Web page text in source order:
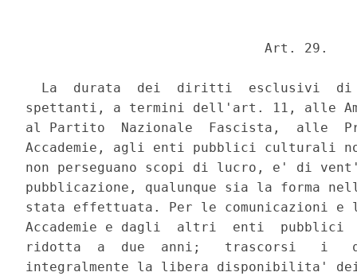
                              Art. 29.
La  durata  dei  diritti  esclusivi
spettanti, a termini dell'art. 11, alle
al Partito  Nazionale  Fascista,  alle
Accademie, agli enti pubblici culturali
non perseguano scopi di lucro, e' di
pubblicazione, qualunque sia la forma
stata effettuata. Per le comunicazioni e
Accademie e dagli  altri  enti
ridotta  a  due  anni;   trascorsi   i